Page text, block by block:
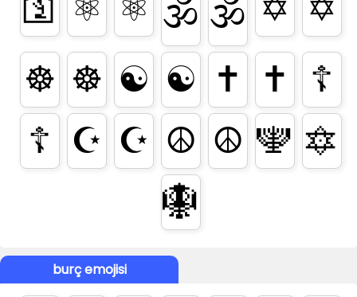
🕉️ 🕉
☸️ ☸ ☯️ ☯ ✝️ ✝ ☦️
☦ ☪️ ☪ ☮️ ☮ 🕎 🔯
🪯
burç emojisi